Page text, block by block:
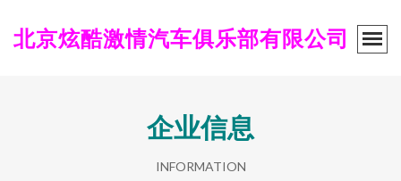
北京炫酷激情汽车俱乐部有限公司
企业信息
INFORMATION